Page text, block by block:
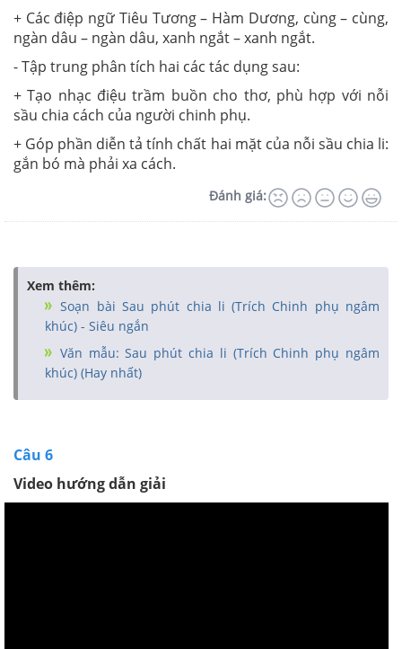
+ Các điệp ngữ Tiêu Tương – Hàm Dương, cùng – cùng,
ngàn dâu – ngàn dâu, xanh ngắt – xanh ngắt.
- Tập trung phân tích hai các tác dụng sau:
+ Tạo nhạc điệu trầm buồn cho thơ, phù hợp với nỗi
sầu chia cách của người chinh phụ.
+ Góp phần diễn tả tính chất hai mặt của nỗi sầu chia li:
gắn bó mà phải xa cách.
Đánh giá:
Xem thêm:
Soạn bài Sau phút chia li (Trích Chinh phụ ngâm
khúc) - Siêu ngắn
Văn mẫu: Sau phút chia li (Trích Chinh phụ ngâm
khúc) (Hay nhất)
Câu 6
Video hướng dẫn giải